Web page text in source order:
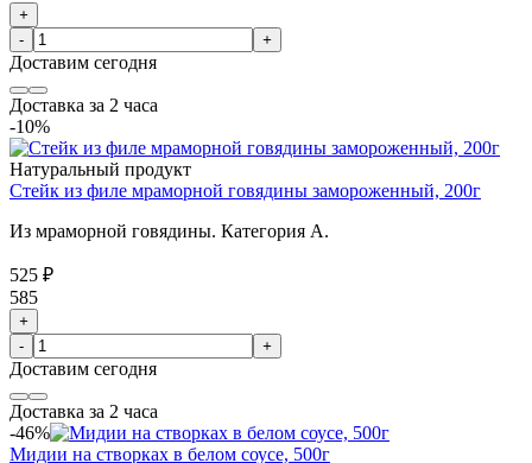
+
-
+
Доставим сегодня
Доставка за 2 часа
-10%
Натуральный продукт
Стейк из филе мраморной говядины замороженный, 200г
Из мраморной говядины. Категория А.
525 ₽
585
+
-
+
Доставим сегодня
Доставка за 2 часа
-46%
Мидии на створках в белом соусе, 500г